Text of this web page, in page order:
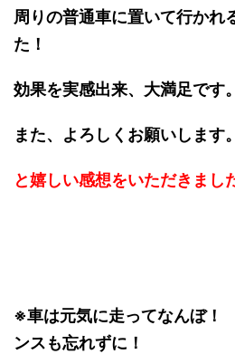
周りの普通車に置いて行かれ
た！
効果を実感出来、大満足です。
また、よろしくお願いします
と嬉しい感想をいただきまし
※車は元気に走ってなんぼ！
ンスも忘れずに！